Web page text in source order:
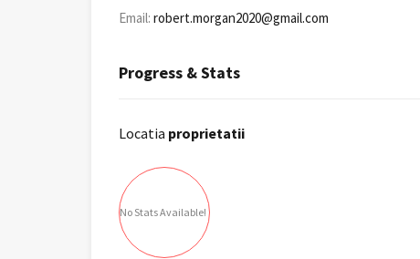
Email: robert.morgan2020@gmail.com
Progress & Stats
Locatia proprietatii
No Stats Available!